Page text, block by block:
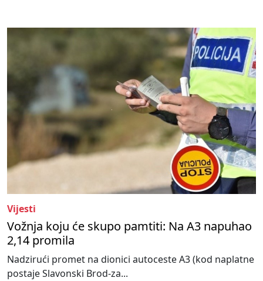
Vijesti
Vožnja koju će skupo pamtiti: Na A3 napuhao
2,14 promila
Nadzirući promet na dionici autoceste A3 (kod naplatne
postaje Slavonski Brod-za...